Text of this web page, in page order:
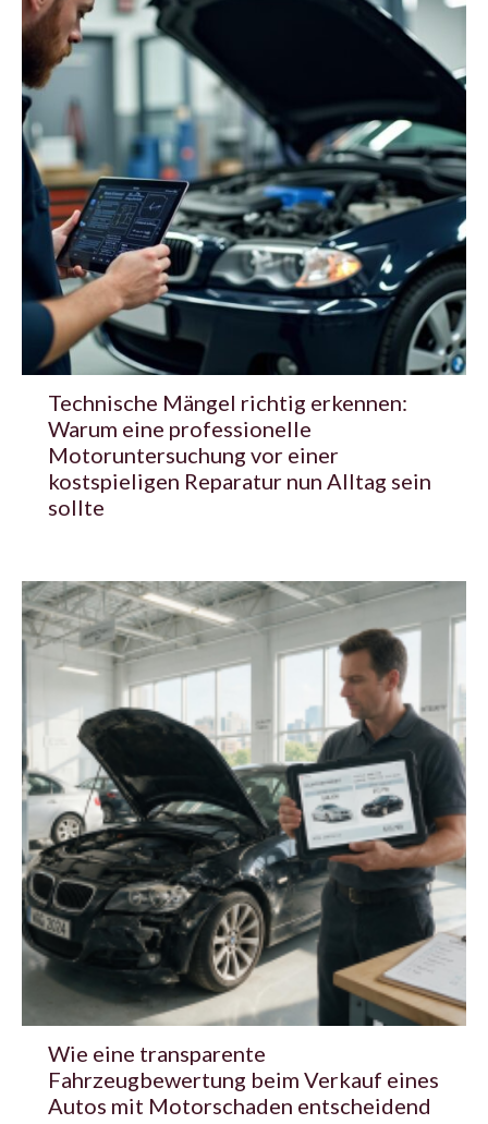
Technische Mängel richtig erkennen:
Warum eine professionelle
Motoruntersuchung vor einer
kostspieligen Reparatur nun Alltag sein
sollte
Wie eine transparente
Fahrzeugbewertung beim Verkauf eines
Autos mit Motorschaden entscheidend